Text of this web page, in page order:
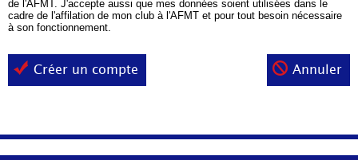
de l'AFMT. J'accepte aussi que mes données soient utilisées dans le
cadre de l'affilation de mon club à l'AFMT et pour tout besoin nécessaire
à son fonctionnement.
Créer un compte Annuler